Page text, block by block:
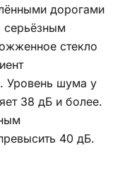
дорогами
серьёзным
стекло
Уровень шума у
38 дБ и более.
40 дБ.